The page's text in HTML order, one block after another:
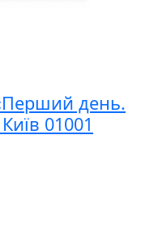
день.
01001